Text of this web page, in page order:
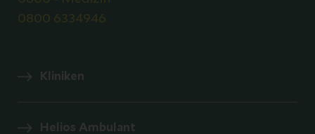
0800 6334946
Kliniken
Helios Ambulant